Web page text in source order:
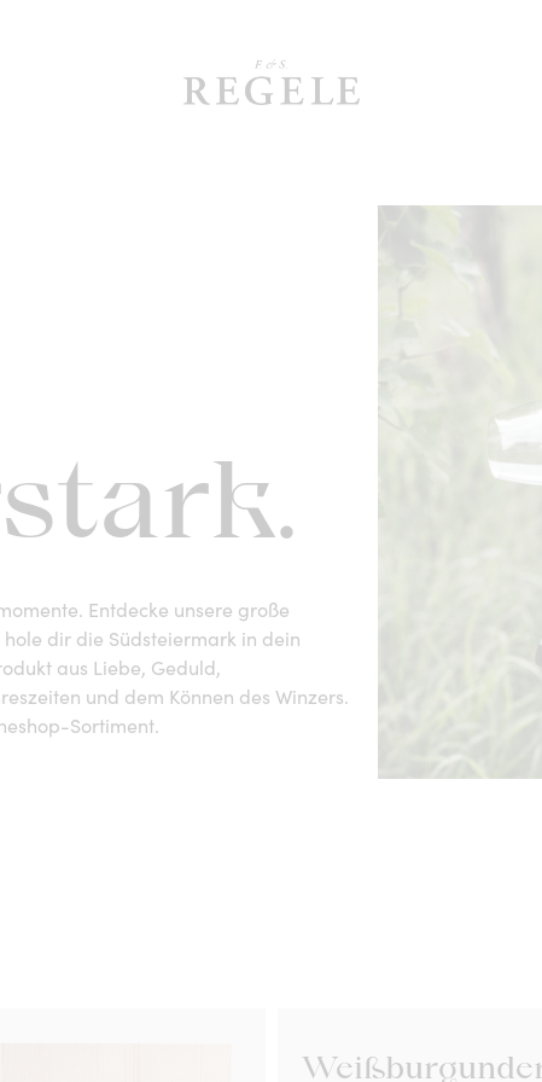
Entdecke unsere große
dir die Südsteiermark in dein
aus Liebe, Geduld,
und dem Können des Winzers.
Sortiment.